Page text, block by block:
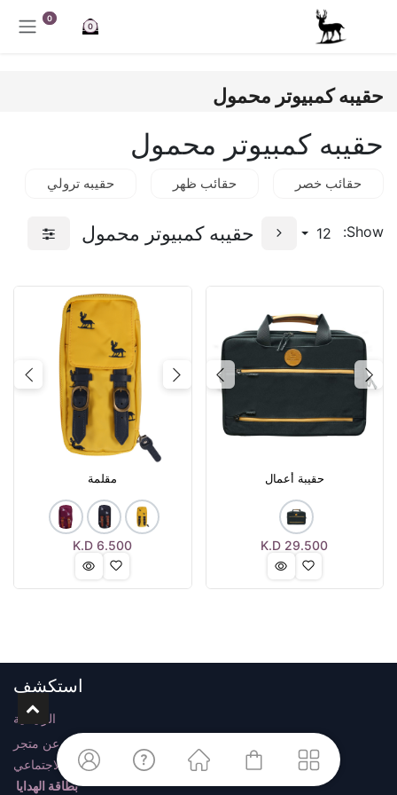
تخطي للذهاب إلى المحتوى
0
0
حقيبه كمبيوتر محمول
حقيبه كمبيوتر محمول
حقائب خصر حقائب ظهر حقيبه ترولي
Show:
12 حقيبه كمبيوتر محمول
Previous
Next
حقيبة أعمال
29.500
Previous
مقلمة
6.500
K.D
استكشف
الرئيسية
ابحث عن متجر
وسائل التواصل الاجتماعي
بطاقة الهدايا